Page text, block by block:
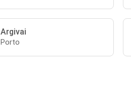
Argivai
Porto